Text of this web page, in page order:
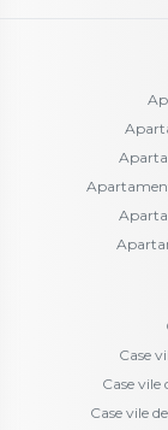
Case
Case
Case vile